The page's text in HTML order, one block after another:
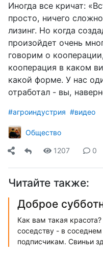
Иногда все кричат:
просто, ничего
лизинг. Но когда
произойдет очень
говорим о
кооперация в каком
какой форме. У нас
отработал - вы,
#агроиндустрия #видео
Общество
1207 0
Читайте также:
Доброе
Как вам такая
соседству - в
подписчикам. Свиньи